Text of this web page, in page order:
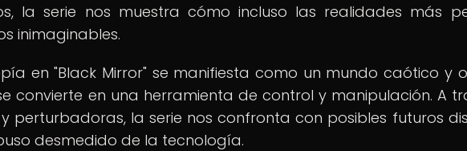
la serie nos muestra cómo incluso las realidades más
inimaginables.
en "Black Mirror" se manifiesta como un mundo caótico y
convierte en una herramienta de control y manipulación. A
perturbadoras, la serie nos confronta con posibles futuros
desmedido de la tecnología.